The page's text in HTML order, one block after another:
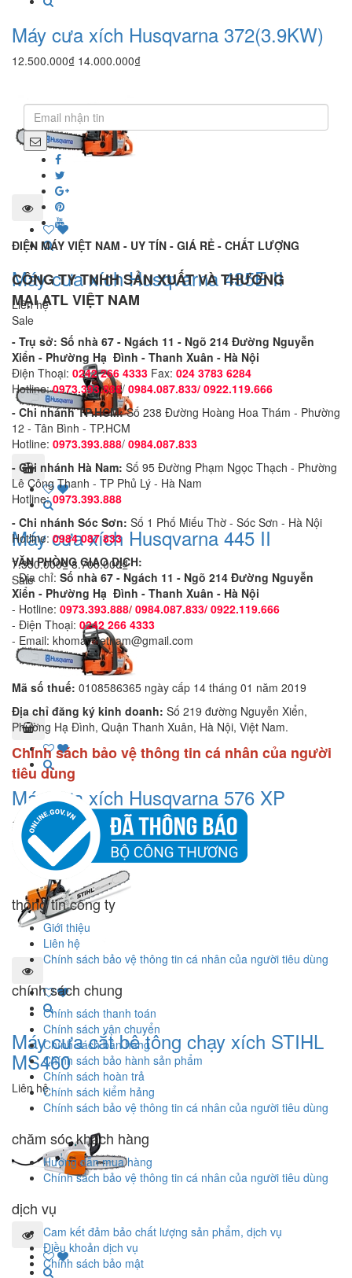
Máy cưa xích Husqvarna 372(3.9KW)
12.500.000₫ 14.000.000₫
Máy cưa xích Husqvarna 435E II
Liên hệ
Sale
Máy cưa xích Husqvarna 445 II
7.350.000₫ 8.700.000₫
Sale
Máy cưa xích Husqvarna 576 XP
12.900.000₫ 14.000.000₫
Máy cưa cắt bê tông chạy xích STIHL
MS460
Liên hệ
ĐIỆN MÁY VIỆT NAM - UY TÍN - GIÁ RẺ - CHẤT LƯỢNG
CÔNG TY TNHH SẢN XUẤT VÀ THƯƠNG
MẠI ATL VIỆT NAM
- Trụ sở: Số nhà 67 - Ngách 11 - Ngõ 214 Đường Nguyễn
Xiển - Phường Hạ Đình - Thanh Xuân - Hà Nội
Điện Thoại: 0242 266 4333 Fax: 024 3783 6284
Hotline:0973.393.888/ 0984.087.833/ 0922.119.666
- Chi nhánh TP.HCM:Số 238 Đường Hoàng Hoa Thám - Phường
12 - Tân Bình - TP.HCM
Hotline: 0973.393.888/ 0984.087.833
- Chi nhánh Hà Nam: Số 95 Đường Phạm Ngọc Thạch - Phường
Lê Công Thanh - TP Phủ Lý - Hà Nam
Hotline:0973.393.888
- Chi nhánh Sóc Sơn: Số 1 Phố Miếu Thờ - Sóc Sơn - Hà Nội
Hotline:0984 087 833
VĂN PHÒNG GIAO DỊCH:
- Địa chỉ: Số nhà 67 - Ngách 11 - Ngõ 214 Đường Nguyễn
Xiển - Phường Hạ Đình - Thanh Xuân - Hà Nội
- Hotline: 0973.393.888/ 0984.087.833/ 0922.119.666
- Điện Thoại: 0242 266 4333
- Email: khomayvietnam@gmail.com
Mã số thuế: 0108586365 ngày cấp 14 tháng 01 năm 2019
Địa chỉ đăng ký kinh doanh: Số 219 đường Nguyễn Xiển,
Phường Hạ Đình, Quận Thanh Xuân, Hà Nội, Việt Nam.
Chính sách bảo vệ thông tin cá nhân của người
tiêu dùng
thông tin công ty
Giới thiệu
Liên hệ
Chính sách bảo vệ thông tin cá nhân của người tiêu dùng
chính sách chung
Chính sách thanh toán
Chính sách vận chuyển
Chính sách bán hàng
Chính sách bảo hành sản phẩm
Chính sách hoàn trả
Chính sách kiểm hảng
Chính sách bảo vệ thông tin cá nhân của người tiêu dùng
chăm sóc khách hàng
Hướng dẫn mua hàng
Chính sách bảo vệ thông tin cá nhân của người tiêu dùng
dịch vụ
Cam kết đảm bảo chất lượng sản phẩm, dịch vụ
Điều khoản dịch vụ
Chính sách bảo mật